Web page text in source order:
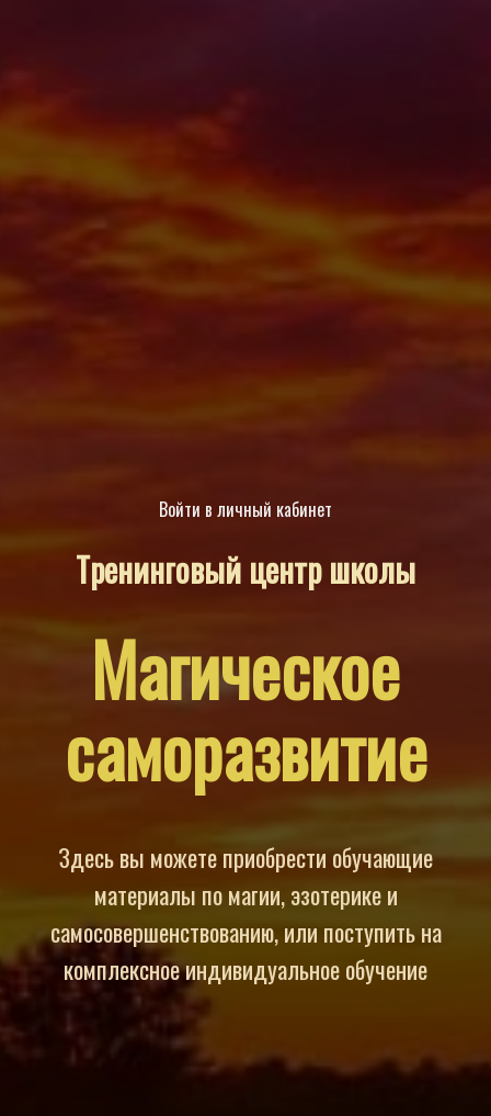
Войти в личный кабинет
Тренинговый центршколы
Магическое
саморазвитие
Здесь вы можете приобрести обучающие
материалы по магии, эзотерике и
самосовершенствованию, или поступить на
комплексное индивидуальное обучение